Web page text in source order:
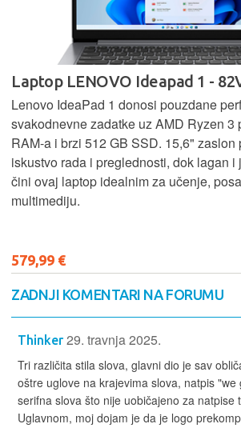
Laptop LENOVO Ideapad 1 -
Lenovo IdeaPad 1 donosi pouzdane
svakodnevne zadatke uz AMD Ryzen 3
RAM-a i brzi 512 GB SSD. 15,6" zaslon
iskustvo rada i preglednosti, dok lagan
čini ovaj laptop idealnim za učenje,
multimediju.
579,99 €
ZADNJI KOMENTARI NA FORUMU
Thinker 29. travnja 2025.
Tri različita stila slova, glavni dio je sav
oštre uglove na krajevima slova, natpis "we
serifna slova što nije uobičajeno za natpise
Uglavnom, moj dojam je da je logo